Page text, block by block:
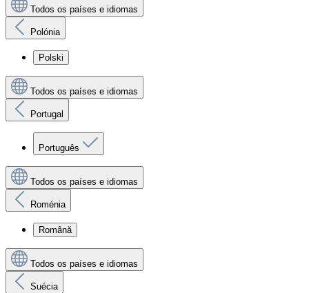
Todos os países e idiomas
Polónia
Polski
Todos os países e idiomas
Portugal
Português
Todos os países e idiomas
Roménia
Română
Todos os países e idiomas
Suécia